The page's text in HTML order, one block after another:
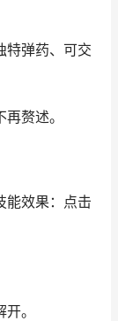
特弹药、可交
赘述。
能效果：点击
。